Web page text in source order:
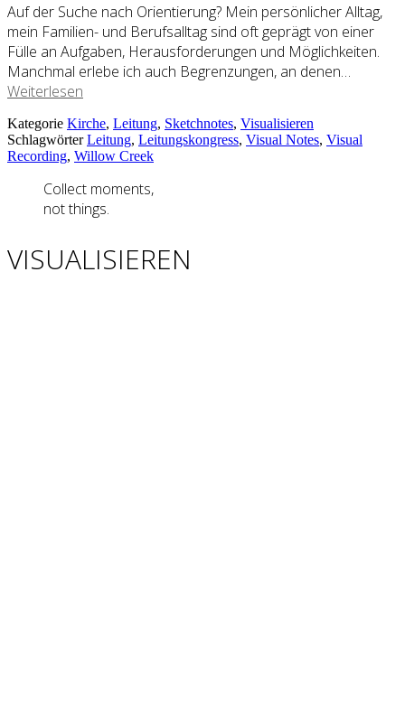
Auf der Suche nach Orientierung? Mein persönlicher Alltag,
mein Familien- und Berufsalltag sind oft geprägt von einer
Fülle an Aufgaben, Herausforderungen und Möglichkeiten.
Manchmal erlebe ich auch Begrenzungen, an denen…
Weiterlesen
Kategorie Kirche, Leitung, Sketchnotes, Visualisieren
SchlagwörterLeitung, Leitungskongress, Visual Notes, Visual
Recording, Willow Creek
Collect moments,
not things.
VISUALISIEREN